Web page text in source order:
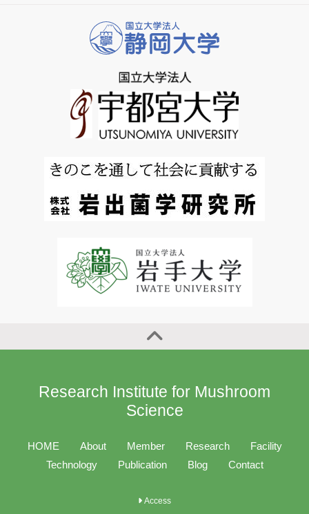
Research Institute for Mushroom
Science
HOME About Member Research
Facility
Technology
Publication Blog Contact
Access